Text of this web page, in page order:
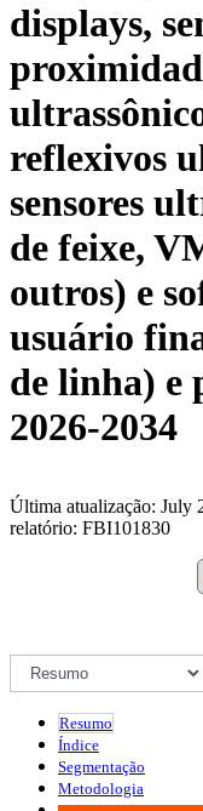
displays,
reflexivos
sensores
de feixe,
outros) e
usuário
de linha) e
2026-2034
Última atualização: July
relatório: FBI101830
Resumo
Índice
Segmentação
Metodologia